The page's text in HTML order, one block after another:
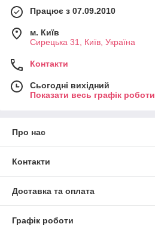
Працює з 07.09.2010
м. Київ
Сирецька 31, Київ, Україна
Контакти
Сьогодні вихідний
Показати весь графік роботи
Про нас
Контакти
Доставка та оплата
Графік роботи